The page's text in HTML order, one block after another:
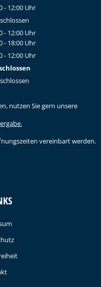
Von 09:00 bis 12:00 Uhr
- 12:00Uhr
Von 09:00 bis 12:00 Uhr
- 12:00Uhr
Von 09:00 bis 12:00 Uhr
- 18:00Uhr
Von 15:00 bis 18:00 Uhr
- 12:00Uhr
Von 09:00 bis 12:00 Uhr
nutzen Sie gern unsere
vereinbart werden.